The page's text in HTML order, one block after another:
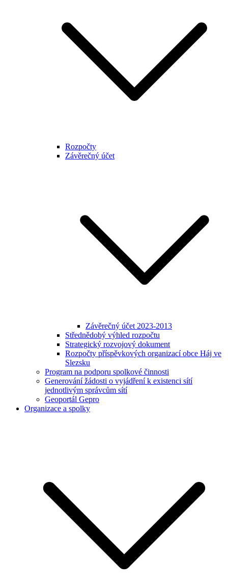
Rozpočty
Závěrečný účet
Závěrečný účet 2023-2013
Střednědobý výhled rozpočtu
Strategický rozvojový dokument
Rozpočty příspěvkových organizací obce Háj ve
Slezsku
Program na podporu spolkové činnosti
Generování žádosti o vyjádření k existenci sítí
jednotlivým správcům sítí
Geoportál Gepro
Organizace a spolky